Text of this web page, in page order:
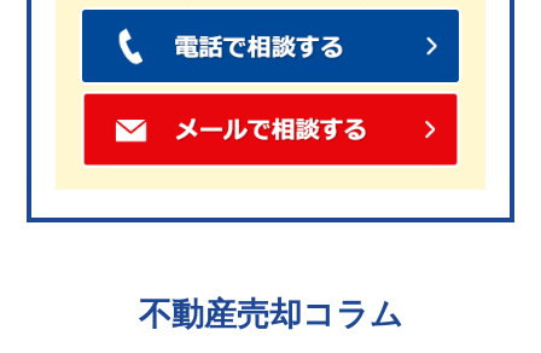
不動産売却コラム